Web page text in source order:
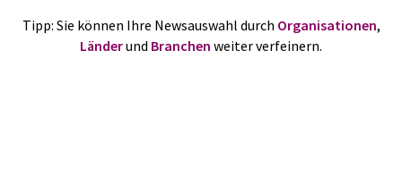
Tipp: Sie können Ihre Newsauswahl durch Organisationen,
Länderund Branchen weiter verfeinern.